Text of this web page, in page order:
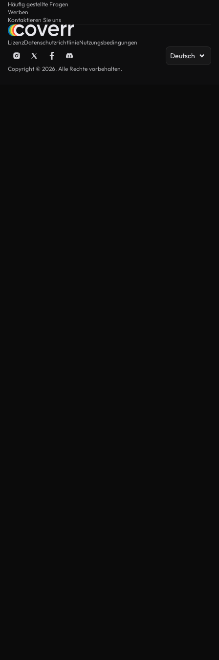
Häufig gestellte Fragen
Werben
Kontaktieren Sie uns
LizenzDatenschutzrichtlinieNutzungsbedingungen
Deutsch
Copyright © 2026. Alle Rechte vorbehalten.